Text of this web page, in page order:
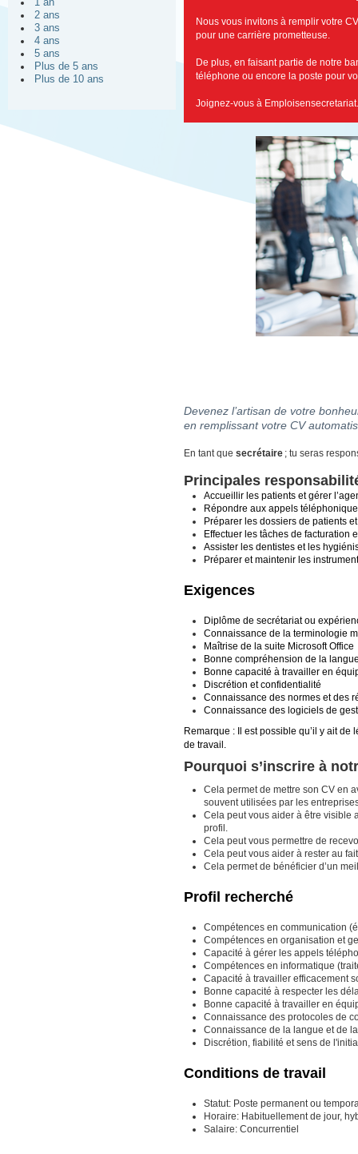
1 an
2 ans
3 ans
4 ans
5 ans
Plus de 5 ans
Plus de 10 ans
Nous vous invitons à remplir votre
pour une carrière prometteuse.
De plus, en faisant partie de notre
téléphone ou encore la poste pour
Joignez-vous à
Devenez l’artisan de votre
en remplissant votre CV
En tant que secrétaire ; tu seras
Principales
Accueillir les patients et gérer
Répondre aux appels
Préparer les dossiers de patients
Effectuer les tâches de facturation
Assister les dentistes et les
Préparer et maintenir les
Exigences
Diplôme de secrétariat ou
Connaissance de la terminologie
Maîtrise de la suite Microsoft Office
Bonne compréhension de la
Bonne capacité à travailler en
Discrétion et confidentialité
Connaissance des normes et des
Connaissance des logiciels de
Remarque : Il est possible qu’il y ait de
de travail.
Pourquoi s’inscrire à
Cela permet de mettre son CV en
souvent utilisées par les
Cela peut vous aider à être visible
profil.
Cela peut vous permettre de
Cela peut vous aider à rester au
Cela permet de bénéficier d’un
Profil recherché
Compétences en communication
Compétences en organisation et
Capacité à gérer les appels
Compétences en informatique
Capacité à travailler efficacement
Bonne capacité à respecter les
Bonne capacité à travailler en
Connaissance des protocoles de
Connaissance de la langue et de
Discrétion, fiabilité et sens de
Conditions de travail
Statut: Poste permanent ou
Horaire: Habituellement de jour,
Salaire: Concurrentiel